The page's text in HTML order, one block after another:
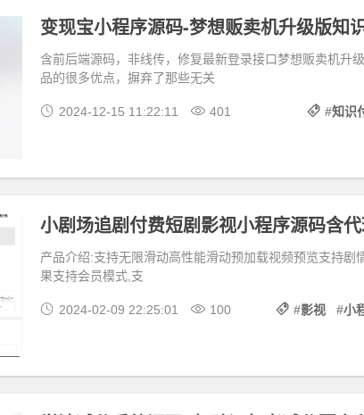
变现宝小程序源码-梦想贩卖机升级版知
含前后端源码，非线传，修复最新登录接口梦想贩卖机升
品的很多优点，摒弃了那些无关
2024-12-15 11:22:11 401 #知识
产品介绍:支持无限滑动高性能滑动预加载视频预览支持剧
果支持会员模式,支
2024-02-09 22:25:01 100 #影视 #小